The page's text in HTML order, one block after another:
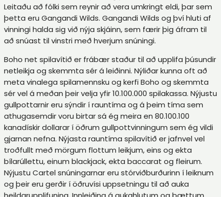
Leitaðu að fólki sem reynir að vera umkringt eldi, þar sem
þetta eru Gangandi Wilds. Gangandi Wilds og því hluti af
vinningi halda sig við nýja skjáinn, sem færir þig áfram til
að snúast til vinstri með hverjum snúningi.
Boho net spilavítið er frábær staður til að upplifa þúsundir
netleikja og skemmta sér á leiðinni. Nýliðar kunna oft að
meta vinalega spilamennsku og kerfi Boho og skemmta
sér vel á meðan þeir velja yfir 10.100.000 spilakassa. Nýjustu
gullpottarnir eru sýndir í rauntíma og á þeim tíma sem
athugasemdir voru birtar sá ég meira en 80.100.100
kanadískir dollarar í öðrum gullpottvinningum sem ég vildi
gjarnan nefna. Nýjasta rauntíma spilavítið er jafnvel vel
troðfullt með mörgum flottum leikjum, eins og ekta
bílarúllettu, einum blackjack, ekta baccarat og fleirum.
Nýjustu Cartel snúningarnar eru stórviðburðurinn í leiknum
og þeir eru gerðir í öðruvísi uppsetningu til að auka